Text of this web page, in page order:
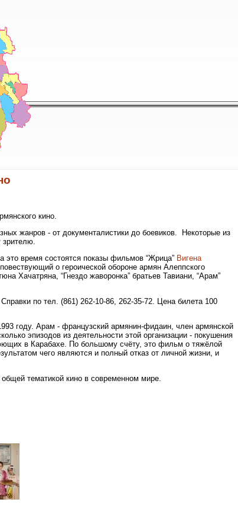
кино.
жанров - от документалистики до боевиков. Некоторые из
зрителю.
это время состоятся показы фильмов “Жрица” Вигена
о героической обороне армян Алеппского
Хачатряна, “Гнездо жаворонка” братьев Тавиани, “Арам”
по тел. (861) 262-10-86, 262-35-72. Цена билета 100
году. Арам - французский армянин-фидаин, член армянской
эпизодов из деятельности этой организации - покушения
в Карабахе. По большому счёту, это фильм о тяжёлой
чего являются и полный отказ от личной жизни, и
тематикой кино в современном мире.